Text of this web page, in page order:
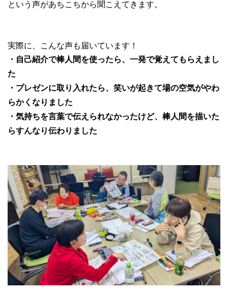
という声があちこちから聞こえてきます。
実際に、こんな声も届いています！
・自己紹介で棒人間を使ったら、一発で覚えてもらえまし
た
・プレゼンに取り入れたら、笑いが起きて場の空気がやわ
らかくなりました
・気持ちを言葉で伝えられなかったけど、棒人間を描いた
らすんなり伝わりました